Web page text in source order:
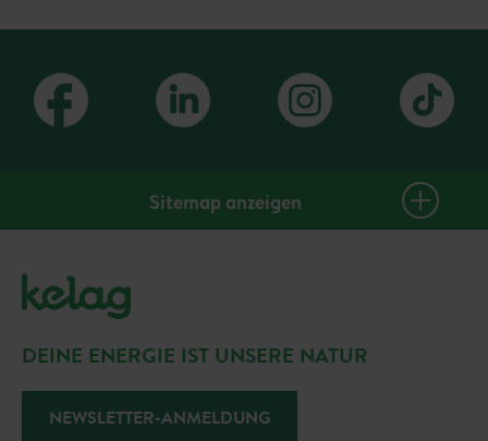
Sitemap anzeigen
Gutscheine
Gewinnspiele
DEINE ENERGIE IST UNSERE NATUR
NEWSLETTER-ANMELDUNG